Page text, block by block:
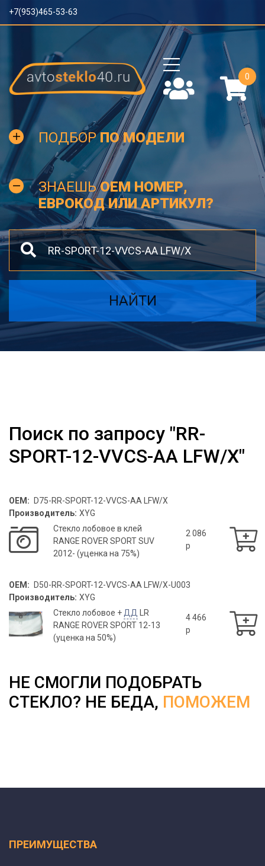
+7(953)465-53-63
0
ПОДБОРПО МОДЕЛИ
ЗНАЕШЬOEM НОМЕР,
ЕВРОКОД ИЛИ АРТИКУЛ?
НАЙТИ
Поиск по запросу "RR-
SPORT-12-VVCS-AA LFW/X"
OEM:
D75-RR-SPORT-12-VVCS-AA LFW/X
Производитель: XYG
Стекло лобовое в клей
RANGE ROVER SPORT SUV
2012- (уценка на 75%)
2 086
p
OEM:
D50-RR-SPORT-12-VVCS-AA LFW/X-U003
Производитель: XYG
Стекло лобовое + ДД
LR
RANGE ROVER SPORT 12-13
(уценка на 50%)
4 466
p
НЕ СМОГЛИ ПОДОБРАТЬ
СТЕКЛО? НЕ БЕДА, ПОМОЖЕМ
ПРЕИМУЩЕСТВА